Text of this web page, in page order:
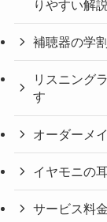
りやすい解説
補聴器の学
リスニング
す
オーダーメ
イヤモニの
サービス料